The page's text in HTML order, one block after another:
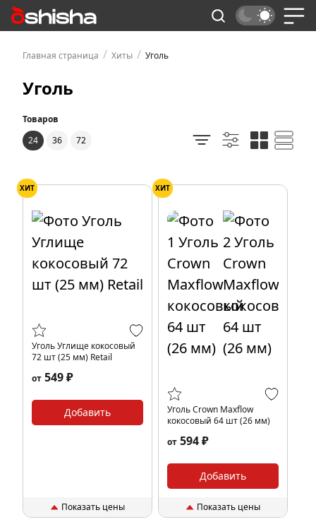
Главная страница / Хиты / Уголь
Уголь
Товаров
24
36 72
ХИТ
Уголь Углище кокосовый
72 шт (25 мм) Retail
от 549 ₽
Добавить
Показать цены
ХИТ
Уголь Crown Maxflow
кокосовый 64 шт (26 мм)
от 594 ₽
Добавить
Показать цены